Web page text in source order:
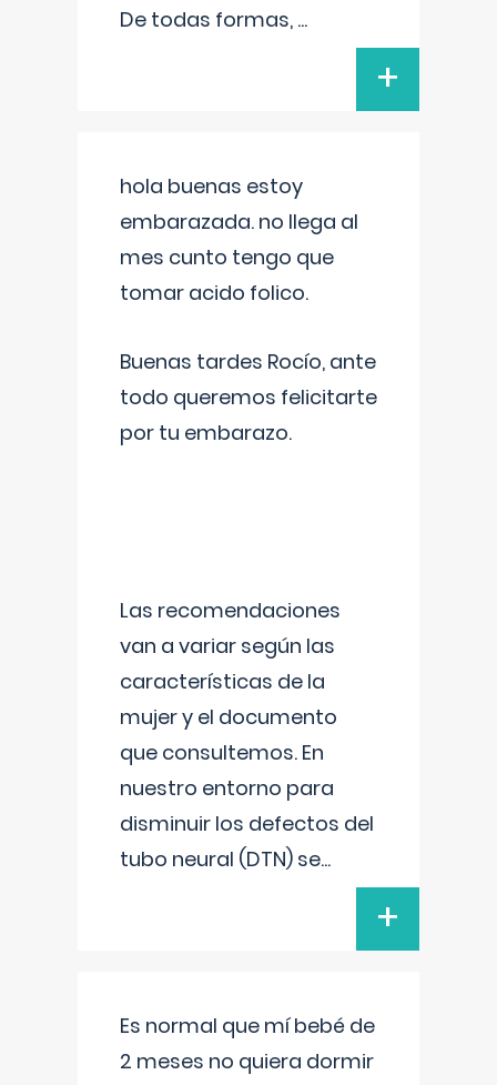
De todas formas, ...
+
hola buenas estoy
embarazada. no llega al
mes cunto tengo que
tomar acido folico.
Buenas tardes Rocío, ante
todo queremos felicitarte
por tu embarazo.
Las recomendaciones
van a variar según las
características de la
mujer y el documento
que consultemos. En
nuestro entorno para
disminuir los defectos del
tubo neural (DTN) se...
+
Es normal que mí bebé de
2 meses no quiera dormir